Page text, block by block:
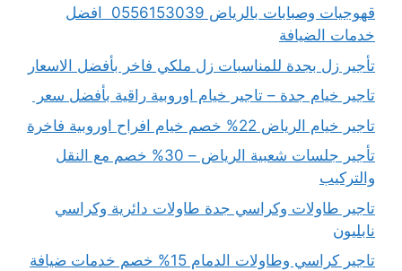
قهوجيات وصبابات بالرياض 0556153039 افضل
خدمات الضيافة
تأجير زل بجدة للمناسبات زل ملكي فاخر بأفضل الاسعار
تاجير خيام جدة – تاجير خيام اوروبية راقية بأفضل سعر
تاجير خيام الرياض 22% خصم خيام افراح اوروبية فاخرة
تأجير جلسات شعبية الرياض – 30% خصم مع النقل
والتركيب
تاجير طاولات وكراسي جدة طاولات دائرية وكراسي
نابليون
تاجير كراسي وطاولات الدمام 15% خصم خدمات ضيافة